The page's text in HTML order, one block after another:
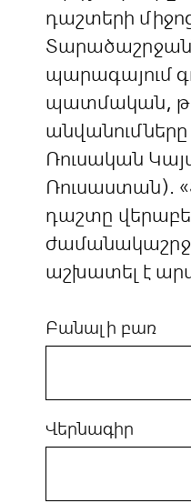
դաշտերի
պարագայում
պատմական,
Ռուսական
Ռուսաստան).
դաշտը
աշխատել է
Բանալի բառ
Վերնագիր